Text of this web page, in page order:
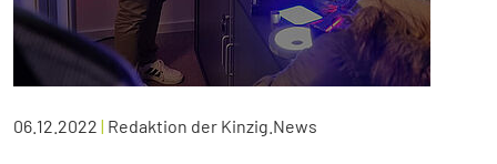
06.12.2022 | Redaktion der Kinzig.News